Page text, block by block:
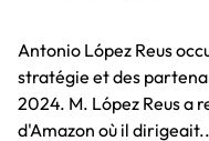
Antonio López Reus
stratégie et des
2024. M. López Reus a
d'Amazon où il